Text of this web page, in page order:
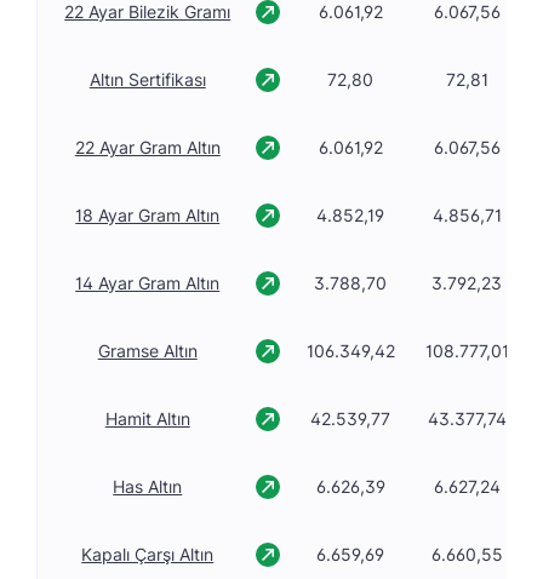
22 Ayar Bilezik Gramı 6.061,92 6.067,56
Altın Sertifikası 72,80 72,81
22 Ayar Gram Altın 6.061,92 6.067,56
18 Ayar Gram Altın 4.852,19 4.856,71
14 Ayar Gram Altın 3.788,70 3.792,23
Gramse Altın 106.349,42 108.777,01
Hamit Altın 42.539,77 43.377,74
Has Altın 6.626,39 6.627,24
Kapalı Çarşı Altın 6.659,69 6.660,55